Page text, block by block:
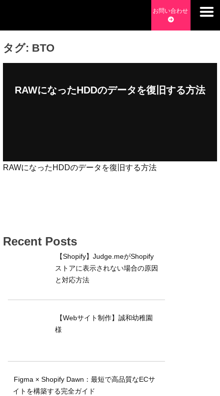
content
ムページ制作・Web開発・アプリ開発・コーチング チョッピ
ーデイズ ChoppyDays
お問い合わせ
タグ: BTO
RAWになったHDDのデータを復旧する方法
RAWになったHDDのデータを復旧する方法
Recent Posts
【Shopify】Judge.meがShopify
ストアに表示されない場合の原因
と対応方法
【Webサイト制作】誠和幼稚園
様
Figma × Shopify Dawn：最短で高品質なECサ
イトを構築する完全ガイド